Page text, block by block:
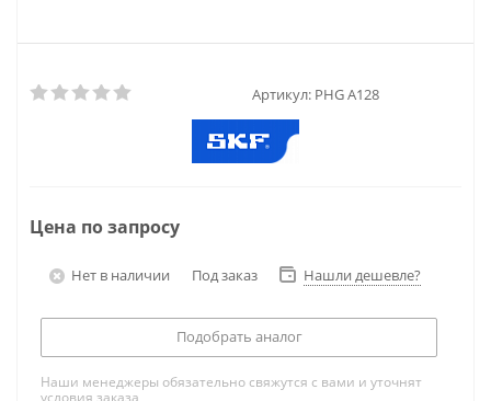
Артикул: PHG A128
Цена по запросу
Нет в наличии Под заказ Нашли дешевле?
Подобрать аналог
Наши менеджеры обязательно свяжутся с вами и уточнят
условия заказа